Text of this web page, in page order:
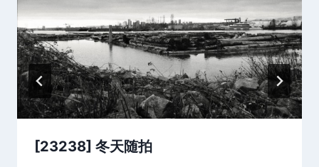
[23238] 冬天随拍